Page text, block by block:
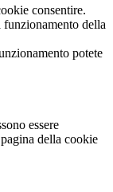
consentire.
della
potete
essere
della cookie